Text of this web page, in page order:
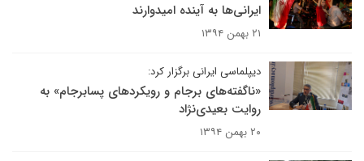
ایرانی‌ها به آینده امیدوارند
۲۱ بهمن ۱۳۹۴
دیپلماسی ایرانی برگزار کرد:
«ناگفته‌های برجام و رویکردهای پسابرجام» به
روایت بعیدی‌نژاد
۲۰ بهمن ۱۳۹۴